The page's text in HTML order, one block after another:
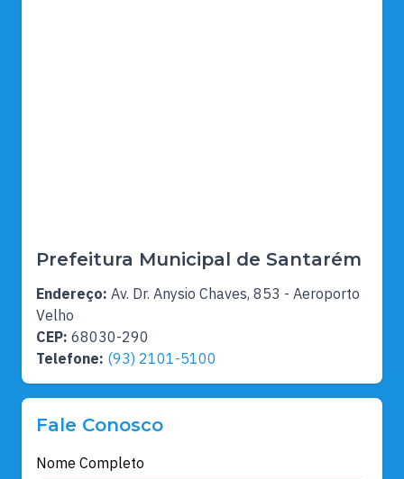
Prefeitura Municipal de Santarém
Endereço: Av. Dr. Anysio Chaves, 853 - Aeroporto
Velho
CEP: 68030-290
Telefone: (93) 2101-5100
Fale Conosco
Nome Completo